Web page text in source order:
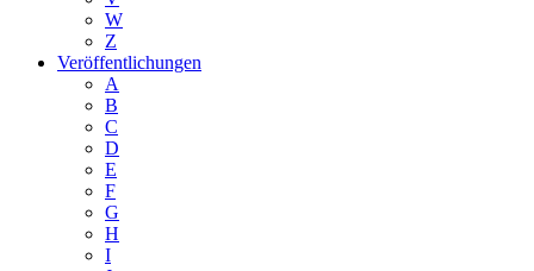
W
Z
Veröffentlichungen
A
B
C
D
E
F
G
H
I